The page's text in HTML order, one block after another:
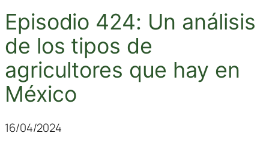
Episodio 424: Un análisis
de los tipos de
agricultores que hay en
México
16/04/2024